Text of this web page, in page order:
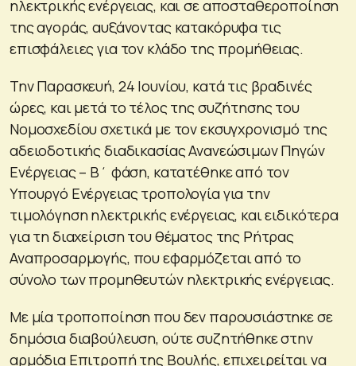
ηλεκτρικής ενέργειας, και σε αποσταθεροποίηση
της αγοράς, αυξάνοντας κατακόρυφα τις
επισφάλειες για τον κλάδο της προμήθειας.
Την Παρασκευή, 24 Ιουνίου, κατά τις βραδινές
ώρες, και μετά το τέλος της συζήτησης του
Νομοσχεδίου σχετικά με τον εκσυγχρονισμό της
αδειοδοτικής διαδικασίας Ανανεώσιμων Πηγών
Ενέργειας – Β΄ φάση, κατατέθηκε από τον
Υπουργό Ενέργειας τροπολογία για την
τιμολόγηση ηλεκτρικής ενέργειας, και ειδικότερα
για τη διαχείριση του θέματος της Ρήτρας
Αναπροσαρμογής, που εφαρμόζεται από το
σύνολο των προμηθευτών ηλεκτρικής ενέργειας.
Με μία τροποποίηση που δεν παρουσιάστηκε σε
δημόσια διαβούλευση, ούτε συζητήθηκε στην
αρμόδια Επιτροπή της Βουλής, επιχειρείται να